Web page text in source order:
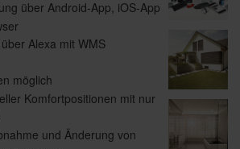
über Android-App, iOS-App
Alexa mit WMS
möglich
Komfortpositionen mit nur
und Änderung von